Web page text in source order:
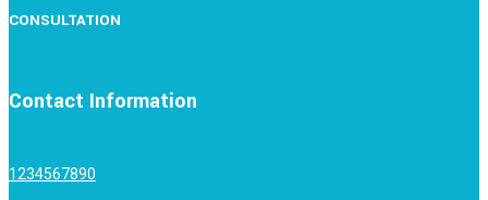
CONSULTATION
Contact Information
1234567890